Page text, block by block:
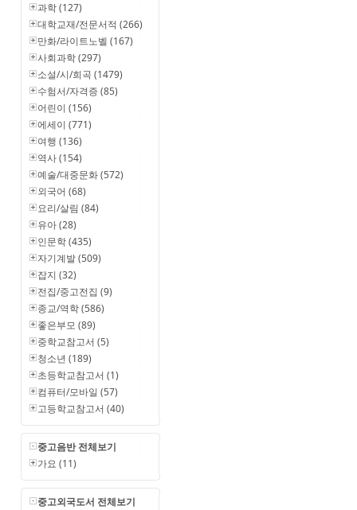
과학 (127)
대학교재/전문서적 (266)
만화/라이트노벨 (167)
사회과학 (297)
소설/시/희곡 (1479)
수험서/자격증 (85)
어린이 (156)
에세이 (771)
여행 (136)
역사 (154)
예술/대중문화 (572)
외국어 (68)
요리/살림 (84)
유아 (28)
인문학 (435)
자기계발 (509)
잡지 (32)
전집/중고전집 (9)
종교/역학 (586)
좋은부모 (89)
중학교참고서 (5)
청소년 (189)
초등학교참고서 (1)
컴퓨터/모바일 (57)
고등학교참고서 (40)
중고음반 전체보기
가요 (11)
중고외국도서 전체보기